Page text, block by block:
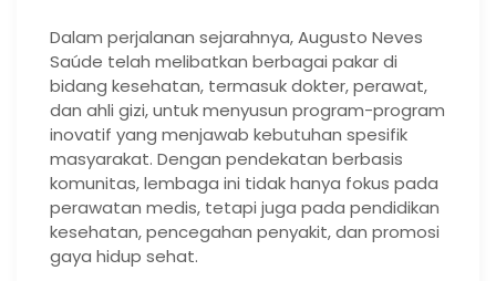
Dalam perjalanan sejarahnya, Augusto Neves
Saúde telah melibatkan berbagai pakar di
bidang kesehatan, termasuk dokter, perawat,
dan ahli gizi, untuk menyusun program-program
inovatif yang menjawab kebutuhan spesifik
masyarakat. Dengan pendekatan berbasis
komunitas, lembaga ini tidak hanya fokus pada
perawatan medis, tetapi juga pada pendidikan
kesehatan, pencegahan penyakit, dan promosi
gaya hidup sehat.